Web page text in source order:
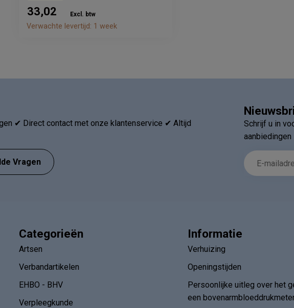
33,02 Excl. btw
Verwachte levertijd: 1 week
✔ Direct contact met onze klantenservice ✔ Altijd
Vragen
Schrijf u in
Categorieën
Artsen
Verbandartikelen
EHBO - BHV
Verpleegkunde
Informatie
Verhuizing
Openingstijden
Persoonlijke uitleg over het
een